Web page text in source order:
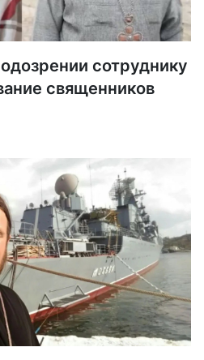
сотруднику
священников